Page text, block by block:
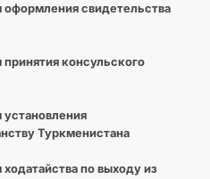
свидетельства
консульского
Туркменистана
по выходу из